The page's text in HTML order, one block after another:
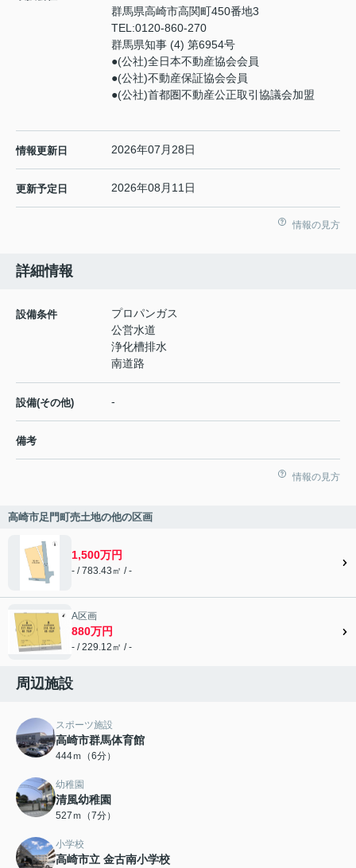
群馬県高崎市高関町450番地3
TEL:0120-860-270
群馬県知事 (4) 第6954号
●(公社)全日本不動産協会会員
●(公社)不動産保証協会会員
●(公社)首都圏不動産公正取引協議会加盟
情報更新日 2026年07月28日
更新予定日 2026年08月11日
情報の見方
詳細情報
設備条件
プロパンガス
公営水道
浄化槽排水
南道路
設備(その他) -
備考
情報の見方
高崎市足門町売土地の他の区画
1,500万円
- / 783.43㎡ / -
A区画
880万円
- / 229.12㎡ / -
周辺施設
スポーツ施設
高崎市群馬体育館
444ｍ（6分）
幼稚園
清風幼稚園
527ｍ（7分）
小学校
高崎市立 金古南小学校